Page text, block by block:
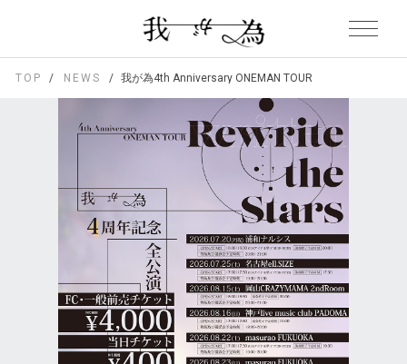
TOP NEWS 我が為4th Anniversary ONEMAN TOUR 「Rewrite the